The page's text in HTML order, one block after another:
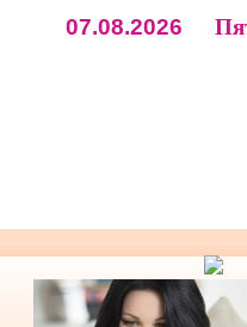
07.08.2026